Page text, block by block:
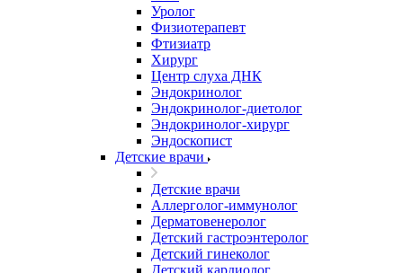
Уролог
Физиотерапевт
Фтизиатр
Хирург
Центр слуха ДНК
Эндокринолог
Эндокринолог-диетолог
Эндокринолог-хирург
Эндоскопист
Детские врачи
Детские врачи
Аллерголог-иммунолог
Дерматовенеролог
Детский гастроэнтеролог
Детский гинеколог
Детский кардиолог